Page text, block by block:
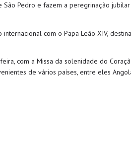
Pedro e fazem a peregrinação
com o Papa Leão XIV,
com a Missa da solenidade do
de vários países, entre eles